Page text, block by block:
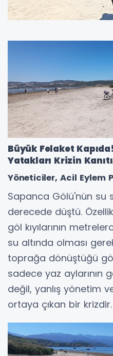
Büyük Felaket
Yatakları Krizin
Yöneticiler, Acil Eylem
Sapanca Gölü'nün su
derecede düştü.
göl kıyılarının
su altında olması
toprağa dönüştüğü
sadece yaz aylarının
değil, yanlış yönetim
ortaya çıkan bir krizdir.